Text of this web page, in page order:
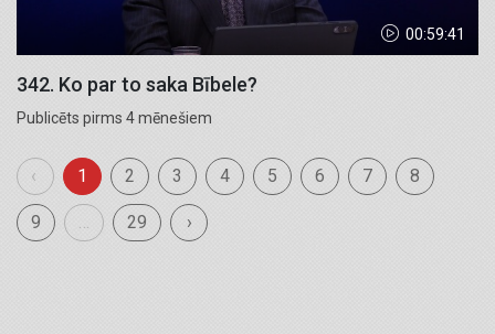
00:59:41
342. Ko par to saka Bībele?
Publicēts pirms 4 mēnešiem
‹ 1 2 3 4 5 6 7 8
9 29 ›